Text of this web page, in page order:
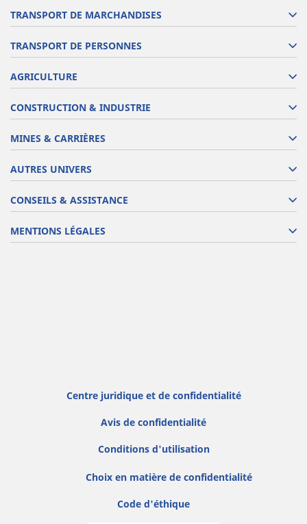
TRANSPORT DE MARCHANDISES
TRANSPORT DE PERSONNES
AGRICULTURE
CONSTRUCTION & INDUSTRIE
MINES & CARRIÈRES
AUTRES UNIVERS
CONSEILS & ASSISTANCE
MENTIONS LÉGALES
Centre juridique et de confidentialité
Avis de confidentialité
Conditions d'utilisation
Choix en matière de confidentialité
Code d'éthique